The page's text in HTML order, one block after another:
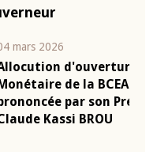
de Politique
mars 2026,
Monsieur Jean-